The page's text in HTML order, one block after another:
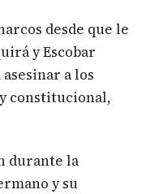
desde que le
y Escobar
a los
constitucional,
durante la
y su